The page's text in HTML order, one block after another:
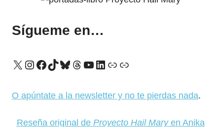
Sígueme en…
X Instagram
Facebook
TikTok
Bluesky
Threads
YouTube
LinkedIn
Enlace
Enlace
O apúntate a la newsletter y no te pierdas nada.
Reseña original de Proyecto Hail Maryen Anika